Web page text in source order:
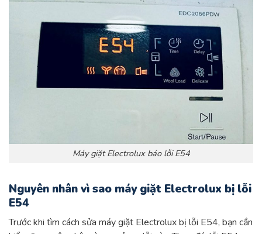
Máy giặt Electrolux báo lỗi E54
Nguyên nhân vì sao máy giặt Electrolux bị lỗi
E54
Trước khi tìm cách sửa máy giặt Electrolux bị lỗi E54, bạn cần